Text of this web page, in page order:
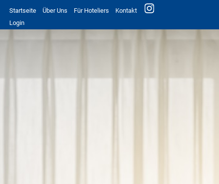
Startseite Über Uns Für Hoteliers
Kontakt
Login